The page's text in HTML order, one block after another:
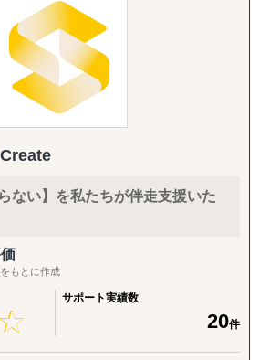
し、事業の成功可能性を高める
テンド
る”ためのマーケティング活動を確
Meta など）
策
ツ制作
全工程をワンストップで提供する
」**にあります。情報提供にとどま
クを活用して「実際に売れる状態」
実行に踏み込んで伴走します。
成から、オンライン・現地でのアプ
ロージング、取引仲介スキームによ
取引先フォローまでを代行します。
」という成果に直結する実行支援で
るのは「正しいパートナーとの掛け
略の策定、ターゲットリストの優先
行、契約・スキーム構築、そして開
定例会・プロジェクト管理・ロード
・ローカライズ支援）までを伴走し
カルメンバーと日本人メンバーが協
ン支援、顧客ニーズに応じた柔軟な
ンコンサルティンググループ/ゴー
Google出身者が、グローバルノウ
業と併行して、当社グループで展開
ソナルケア/飲食業/ヘルスケア/卸売/
実績に基づく、実践的なアドバイス
パートナー発掘、現地拠点/オペレ
海外営業/顧客獲得、現地事業マネ
貫で支援
中堅/中小/スタートアップ企業ま
に多様な海外進出ニーズに応じたソ
ない】を私たちが伴走支援いた
もとに作成
★
★
サポート実績数
20件